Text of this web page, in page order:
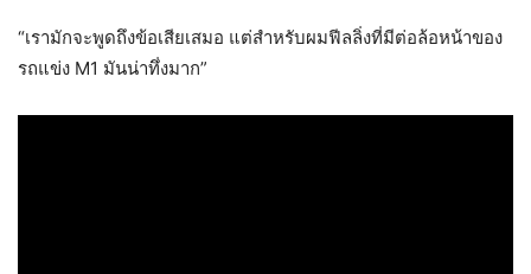
“เรามักจะพูดถึงข้อเสียเสมอ แต่สำหรับผมฟีลลิ่งที่มีต่อล้อหน้าของ
รถแข่ง M1 มันน่าทึ่งมาก”